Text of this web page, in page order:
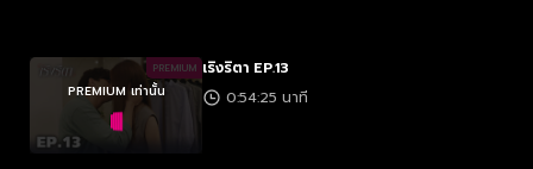
PREMIUM
PREMIUM เท่านั้น
เริงริตา EP.13
0:54:25 นาที